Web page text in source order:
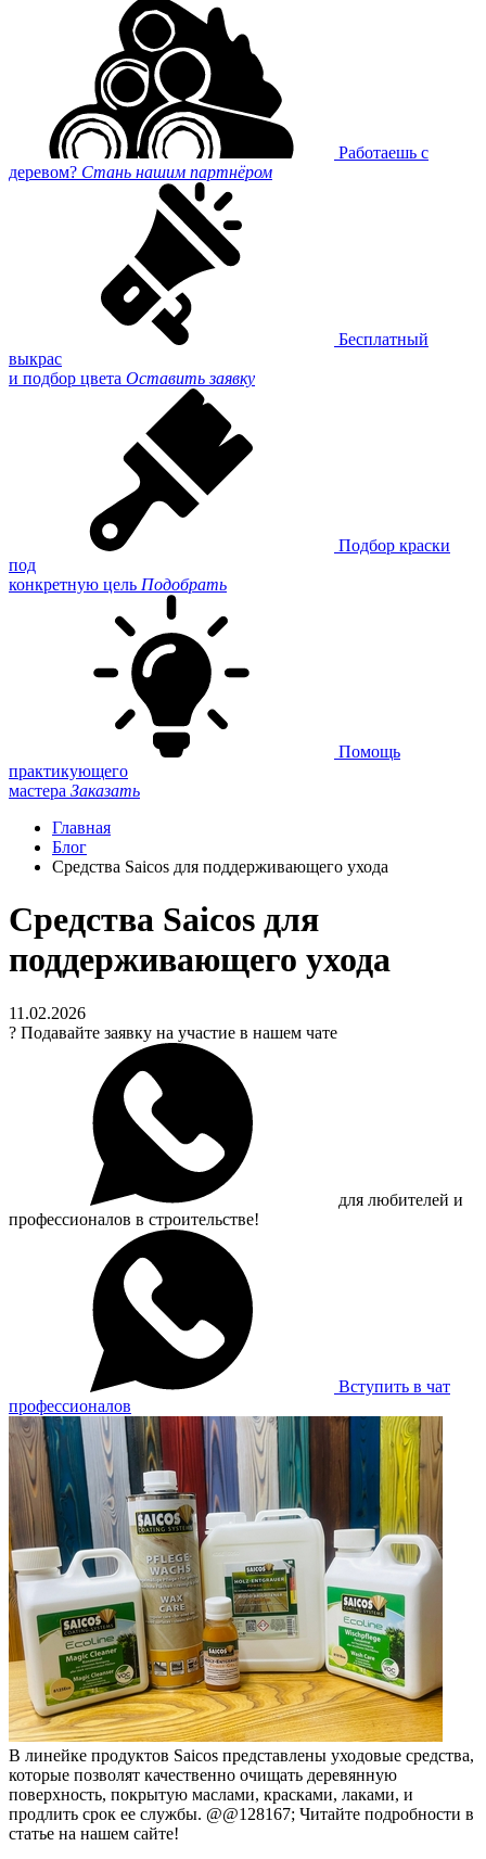
Работаешь с
деревом? Стань нашим партнёром
Бесплатный
выкрас
и подбор цвета Оставить заявку
Подбор краски
под
конкретную цель Подобрать
Помощь
практикующего
мастера Заказать
Главная
Блог
Средства Saicos для поддерживающего ухода
Средства Saicos для
поддерживающего ухода
11.02.2026
? Подавайте заявку на участие в нашем чате
для любителей и
профессионалов в строительстве!
Вступить в чат
профессионалов
В линейке продуктов Saicos представлены уходовые средства,
которые позволят качественно очищать деревянную
поверхность, покрытую маслами, красками, лаками, и
продлить срок ее службы. @@128167; Читайте подробности в
статье на нашем сайте!